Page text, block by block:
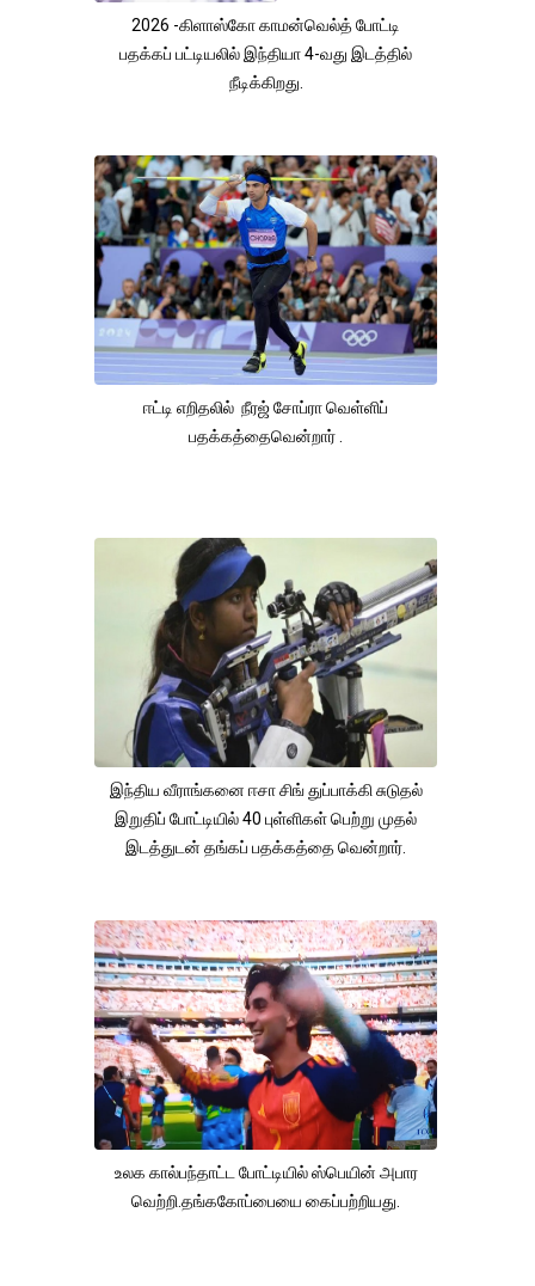
2026 -கிளாஸ்கோ காமன்வெல்த் போட்டி
பதக்கப் பட்டியலில் இந்தியா 4-வது இடத்தில்
நீடிக்கிறது.
ஈட்டி எறிதலில் நீரஜ் சோப்ரா வெள்ளிப்
பதக்கத்தைவென்றார் .
இந்திய வீராங்கனை ஈசா சிங் துப்பாக்கி சுடுதல்
இறுதிப் போட்டியில் 40 புள்ளிகள் பெற்று முதல்
இடத்துடன் தங்கப் பதக்கத்தை வென்றார்.
உலக கால்பந்தாட்ட போட்டியில் ஸ்பெயின் அபார
வெற்றி.தங்ககோப்பையை கைப்பற்றியது.